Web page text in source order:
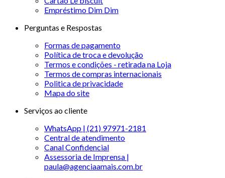
Empréstimo Dim Dim
Perguntas e Respostas
Formas de pagamento
Política de troca e devolução
Termos e condições - retirada na Loja
Termos de compras internacionais
Politica de privacidade
Mapa do site
Serviços ao cliente
WhatsApp | (21) 97971-2181
Central de atendimento
Canal Confidencial
Assessoria de Imprensa |
paula@agenciaamais.com.br